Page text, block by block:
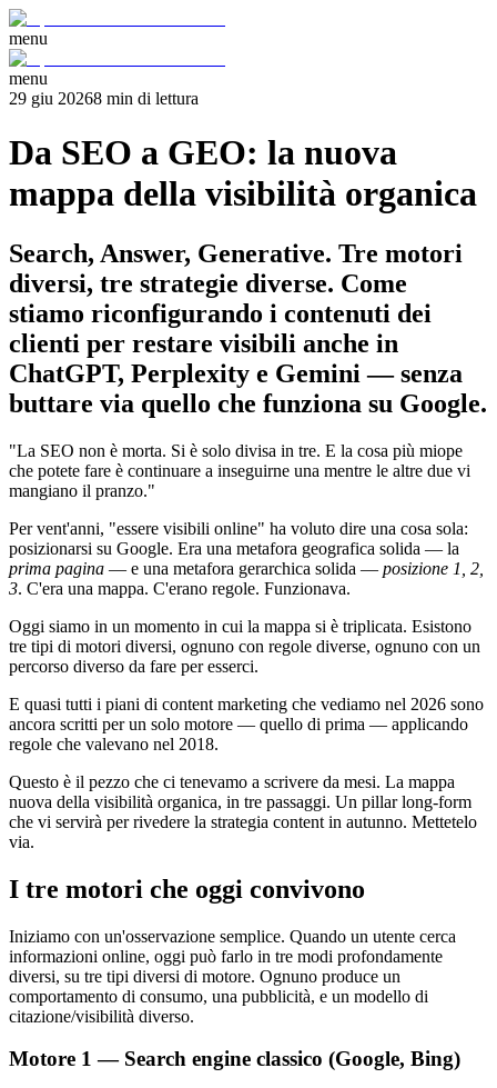
menu
menu
29 giu 20268 min di lettura
Da SEO a GEO: la nuova
mappa della visibilità organica
Search, Answer, Generative. Tre motori
diversi, tre strategie diverse. Come
stiamo riconfigurando i contenuti dei
clienti per restare visibili anche in
ChatGPT, Perplexity e Gemini — senza
buttare via quello che funziona su Google.
"La SEO non è morta. Si è solo divisa in tre. E la cosa più miope
che potete fare è continuare a inseguirne una mentre le altre due vi
mangiano il pranzo."
Per vent'anni, "essere visibili online" ha voluto dire una cosa sola:
posizionarsi su Google. Era una metafora geografica solida — la
prima pagina — e una metafora gerarchica solida — posizione 1, 2,
3. C'era una mappa. C'erano regole. Funzionava.
Oggi siamo in un momento in cui la mappa si è triplicata. Esistono
tre tipi di motori diversi, ognuno con regole diverse, ognuno con un
percorso diverso da fare per esserci.
E quasi tutti i piani di content marketing che vediamo nel 2026 sono
ancora scritti per un solo motore — quello di prima — applicando
regole che valevano nel 2018.
Questo è il pezzo che ci tenevamo a scrivere da mesi. La mappa
nuova della visibilità organica, in tre passaggi. Un pillar long-form
che vi servirà per rivedere la strategia content in autunno. Mettetelo
via.
I tre motori che oggi convivono
Iniziamo con un'osservazione semplice. Quando un utente cerca
informazioni online, oggi può farlo in tre modi profondamente
diversi, su tre tipi diversi di motore. Ognuno produce un
comportamento di consumo, una pubblicità, e un modello di
citazione/visibilità diverso.
Motore 1 — Search engine classico (Google, Bing)